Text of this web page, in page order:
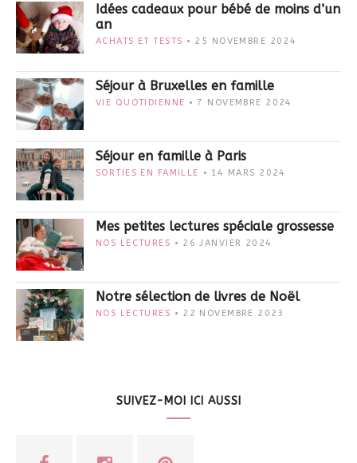
Idées cadeaux pour bébé de moins d’un
an
ACHATS ET TESTS 25 NOVEMBRE 2024
Séjour à Bruxelles en famille
VIE QUOTIDIENNE 7 NOVEMBRE 2024
Séjour en famille à Paris
SORTIES EN FAMILLE 14 MARS 2024
Mes petites lectures spéciale grossesse
NOS LECTURES 26 JANVIER 2024
Notre sélection de livres de Noël
NOS LECTURES 22 NOVEMBRE 2023
SUIVEZ-MOI ICI AUSSI